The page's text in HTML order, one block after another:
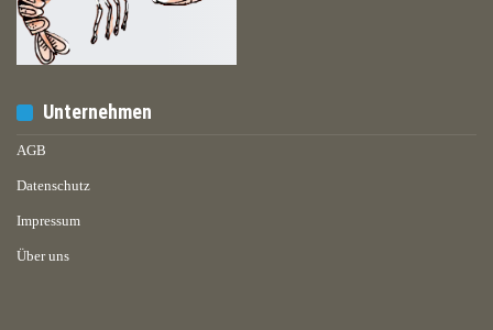
Unternehmen
AGB
Datenschutz
Impressum
Über uns